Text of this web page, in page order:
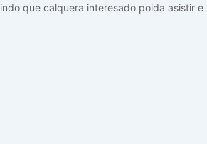
que calquera interesado poida asistir